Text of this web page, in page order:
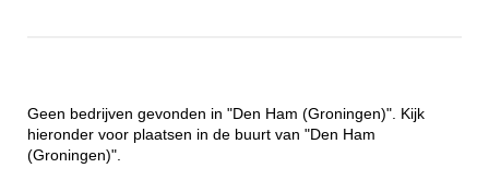
Geen bedrijven gevonden in "Den Ham (Groningen)". Kijk
hieronder voor plaatsen in de buurt van "Den Ham
(Groningen)".